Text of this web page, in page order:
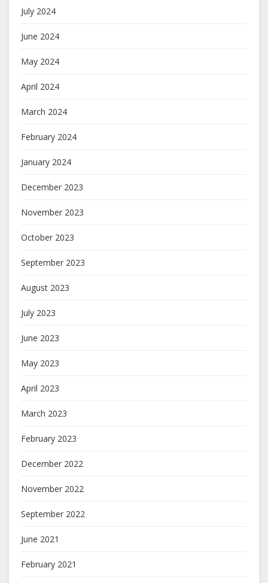
July 2024
June 2024
May 2024
April 2024
March 2024
February 2024
January 2024
December 2023
November 2023
October 2023
September 2023
August 2023
July 2023
June 2023
May 2023
April 2023
March 2023
February 2023
December 2022
November 2022
September 2022
June 2021
February 2021